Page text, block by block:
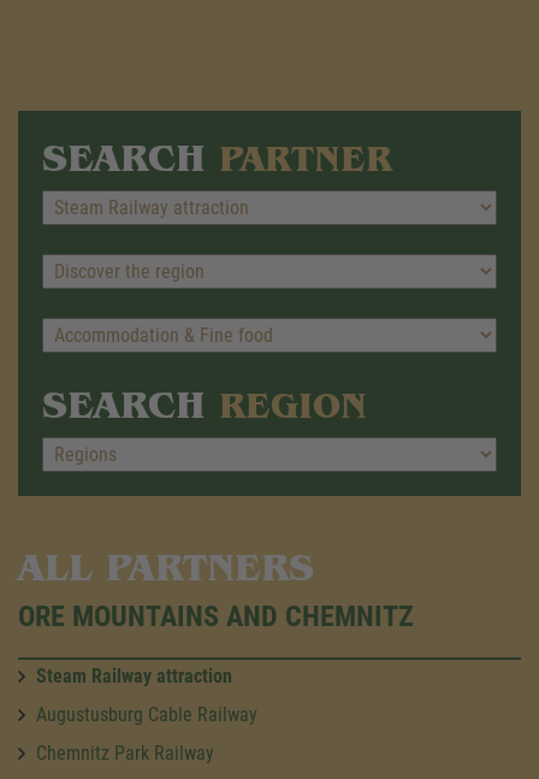
SEARCH PARTNER
SEARCH REGION
ALL PARTNERS
ORE MOUNTAINS AND CHEMNITZ
Steam Railway attraction
Augustusburg Cable Railway
Chemnitz Park Railway